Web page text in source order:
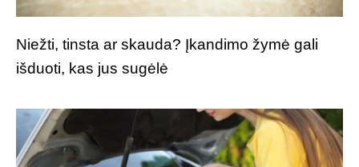
Niežti, tinsta ar skauda? Įkandimo žymė gali
išduoti, kas jus sugėlė